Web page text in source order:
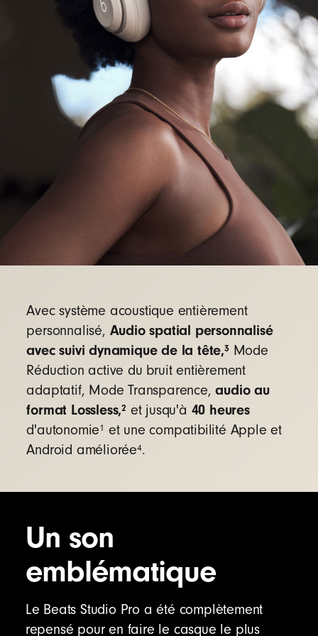
Caractéristiques techniques :
Longueur : 17,8 cm
Largeur : 7,8 cm
Hauteur : 18,1 cm
Poids : 260 g
Technologie sans fil Bluetooth®classe 1, la
meilleure du secteur, avec une portée plus
élevée et moins de pertes de connexion
Entrée analogique 3,5 mm pour les sources
audio filaires et les systèmes de divertissement
USB-C pour un son haute fidélité au format
Lossless 2 et trois différents profils de son
intégrés pour améliorer votre écoute :
Le profil Beats Signature fournit un
calibrage équilibré pour la musique
Le profil Entertainment garantit une
expérience adaptée pour les films et les
jeux vidéos
Le profil Conversation optimise la voix pour
Jumelage d'un seul geste
votre appareil à votre compte iCloud
« Dis Siri »– dites simplement « Dis Siri » pour
activer l'assistant vocal6
Avec système acoustique entièrement
personnalisé, Audio spatial personnalisé
avec suivi dynamique de la tête,3
Mode
Réduction active du bruit entièrement
adaptatif, Mode Transparence,audio au
format Lossless,2 et jusqu'à 40 heures
d'autonomie1 et une compatibilité Apple et
Android améliorée4.
Un son
emblématique
Le Beats Studio Pro a été complètement
repensé pour en faire le casque le plus